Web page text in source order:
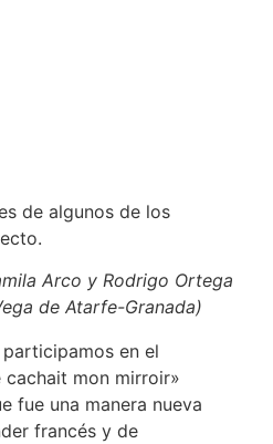
de algunos de los
Arco y Rodrigo Ortega
de Atarfe-Granada)
en el
mon mirroir»
fue una manera nueva
francés y de